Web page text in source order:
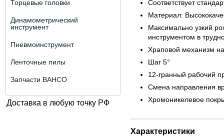
Торцевые головки
Динамометрический
инструмент
Пневмоинструмент
Ленточные пилы
Запчасти BAHCO
Доставка в любую точку РФ
Соответствует
Материал:
Максимально узкий
инструментом в
Храповой механизм
Шаг 5°
12-гранный рабочий
Смена направления
Хромоникелевое
Характеристики